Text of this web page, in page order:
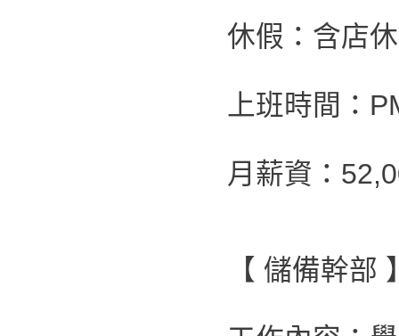
休假：含店
上班時間：
月薪資：
【 儲備幹部